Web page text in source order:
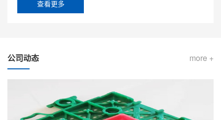
查看更多
more +
公司动态